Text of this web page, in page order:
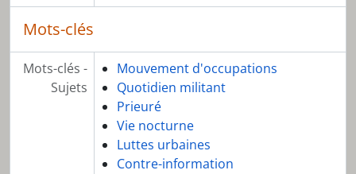
Mots-clés
Mots-clés -
Sujets
Mouvement d'occupations
Quotidien militant
Prieuré
Vie nocturne
Luttes urbaines
Contre-information